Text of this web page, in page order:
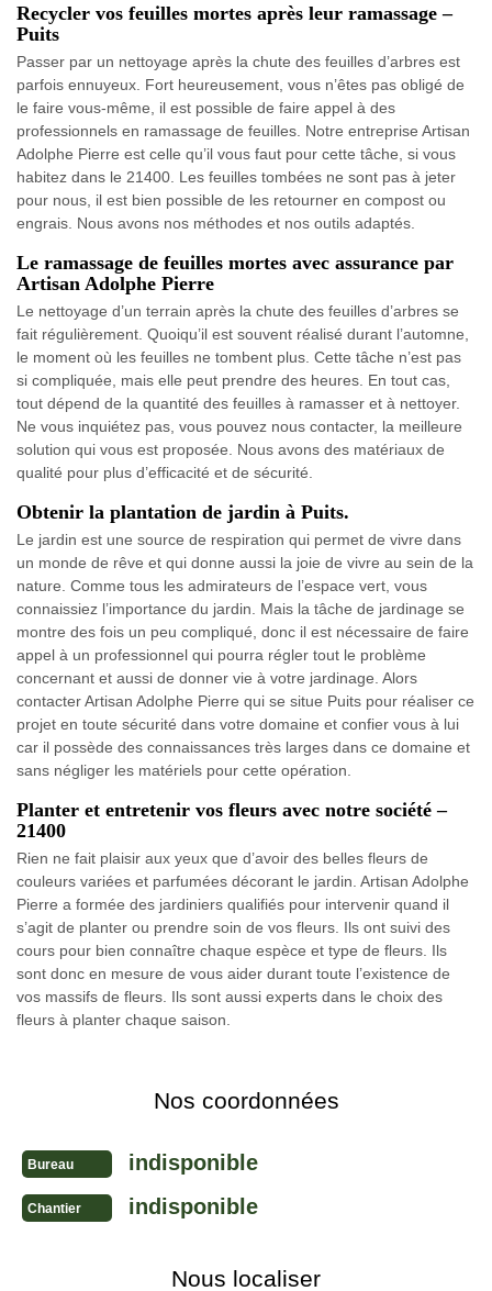
Recycler vos feuilles mortes après leur ramassage –
Puits
Passer par un nettoyage après la chute des feuilles d’arbres est
parfois ennuyeux. Fort heureusement, vous n’êtes pas obligé de
le faire vous-même, il est possible de faire appel à des
professionnels en ramassage de feuilles. Notre entreprise Artisan
Adolphe Pierre est celle qu’il vous faut pour cette tâche, si vous
habitez dans le 21400. Les feuilles tombées ne sont pas à jeter
pour nous, il est bien possible de les retourner en compost ou
engrais. Nous avons nos méthodes et nos outils adaptés.
Le ramassage de feuilles mortes avec assurance par
Artisan Adolphe Pierre
Le nettoyage d’un terrain après la chute des feuilles d’arbres se
fait régulièrement. Quoiqu’il est souvent réalisé durant l’automne,
le moment où les feuilles ne tombent plus. Cette tâche n’est pas
si compliquée, mais elle peut prendre des heures. En tout cas,
tout dépend de la quantité des feuilles à ramasser et à nettoyer.
Ne vous inquiétez pas, vous pouvez nous contacter, la meilleure
solution qui vous est proposée. Nous avons des matériaux de
qualité pour plus d’efficacité et de sécurité.
Obtenir la plantation de jardin à Puits.
Le jardin est une source de respiration qui permet de vivre dans
un monde de rêve et qui donne aussi la joie de vivre au sein de la
nature. Comme tous les admirateurs de l’espace vert, vous
connaissiez l’importance du jardin. Mais la tâche de jardinage se
montre des fois un peu compliqué, donc il est nécessaire de faire
appel à un professionnel qui pourra régler tout le problème
concernant et aussi de donner vie à votre jardinage. Alors
contacter Artisan Adolphe Pierre qui se situe Puits pour réaliser ce
projet en toute sécurité dans votre domaine et confier vous à lui
car il possède des connaissances très larges dans ce domaine et
sans négliger les matériels pour cette opération.
Planter et entretenir vos fleurs avec notre société –
21400
Rien ne fait plaisir aux yeux que d’avoir des belles fleurs de
couleurs variées et parfumées décorant le jardin. Artisan Adolphe
Pierre a formée des jardiniers qualifiés pour intervenir quand il
s’agit de planter ou prendre soin de vos fleurs. Ils ont suivi des
cours pour bien connaître chaque espèce et type de fleurs. Ils
sont donc en mesure de vous aider durant toute l’existence de
vos massifs de fleurs. Ils sont aussi experts dans le choix des
fleurs à planter chaque saison.
Nos coordonnées
Bureau indisponible
Chantier indisponible
Nous localiser